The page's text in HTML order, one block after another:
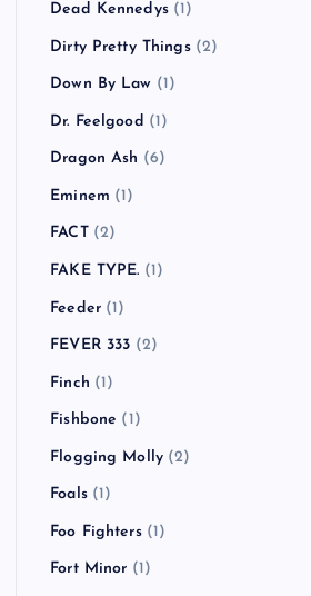
Dead Kennedys(1)
Dirty Pretty Things(2)
Down By Law (1)
Dr. Feelgood (1)
Dragon Ash (6)
Eminem (1)
FACT(2)
FAKE TYPE. (1)
Feeder(1)
FEVER 333 (2)
Finch (1)
Fishbone (1)
Flogging Molly (2)
Foals(1)
Foo Fighters(1)
Fort Minor (1)